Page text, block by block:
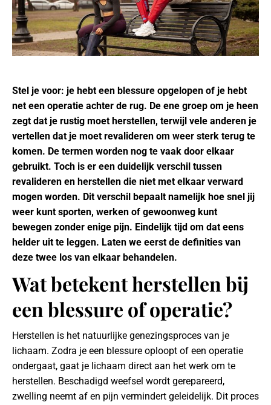
Stel je voor: je hebt een blessure opgelopen of je hebt
net een operatie achter de rug. De ene groep om je heen
zegt dat je rustig moet herstellen, terwijl vele anderen je
vertellen dat je moet revalideren om weer sterk terug te
komen. De termen worden nog te vaak door elkaar
gebruikt. Toch is er een duidelijk verschil tussen
revalideren en herstellen die niet met elkaar verward
mogen worden. Dit verschil bepaalt namelijk hoe snel jij
weer kunt sporten, werken of gewoonweg kunt
bewegen zonder enige pijn. Eindelijk tijd om dat eens
helder uit te leggen. Laten we eerst de definities van
deze twee los van elkaar behandelen.
Wat betekent herstellen bij
een blessure of operatie?
Herstellen is het natuurlijke genezingsproces van je
lichaam. Zodra je een blessure oploopt of een operatie
ondergaat, gaat je lichaam direct aan het werk om te
herstellen. Beschadigd weefsel wordt gerepareerd,
zwelling neemt af en pijn vermindert geleidelijk. Dit proces